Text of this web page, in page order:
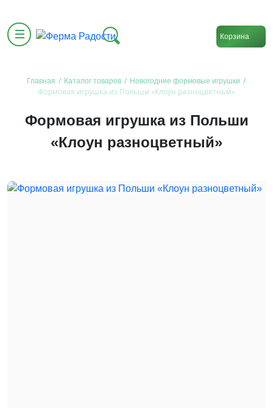
Корзина
Главная / Каталог товаров / Новогодние формовые игрушки /
Формовая игрушка из Польши «Клоун разноцветный»
Формовая игрушка из Польши
«Клоун разноцветный»